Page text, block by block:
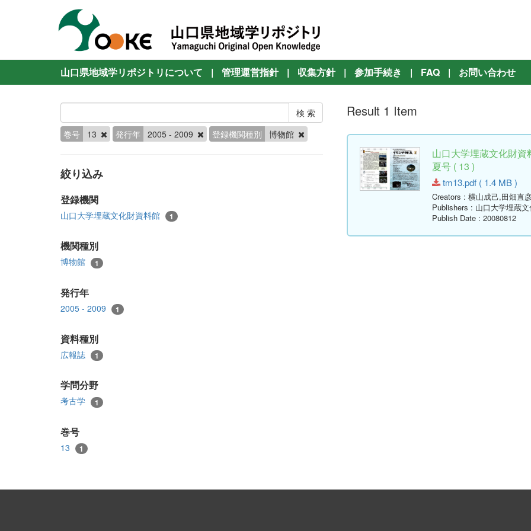
山口県地域学リポジトリについて | 管理運営指針 | 収集方針 | 参加手続き | FAQ | お問い合わせ
巻号 13 発行年 2005 - 2009 登録機関種別 博物館
絞り込み
登録機関
山口大学埋蔵文化財資料館 1
機関種別
博物館 1
発行年
2005 - 2009 1
資料種別
広報誌 1
学問分野
考古学 1
巻号
13 1
Result 1 Item
山口大学埋蔵文化財
夏号 ( 13 )
tm13.pdf ( 1.4 MB )
Creators : 横山成己,田畑直
Publishers : 山口大学埋蔵
Publish Date : 20080812